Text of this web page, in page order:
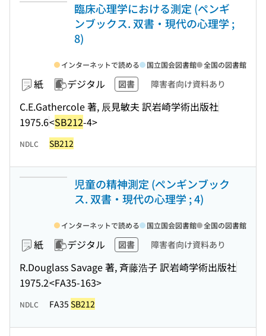
臨床心理学における測定 (ペンギ
ンブックス. 双書・現代の心理学 ;
8)
紙 デジタル 図書 障害者向け資料あり
C.E.Gathercole 著, 辰見敏夫 訳岩崎学術出版社
1975.6<SB212-4>
インターネットで読める 国立国会図書館 全国の図書館
NDLC SB212
児童の精神測定 (ペンギンブック
ス. 双書・現代の心理学 ; 4)
紙 デジタル 図書 障害者向け資料あり
R.Douglass Savage 著, 斉藤浩子 訳岩崎学術出版社
1975.2<FA35-163>
インターネットで読める 国立国会図書館 全国の図書館
NDLC FA35 SB212